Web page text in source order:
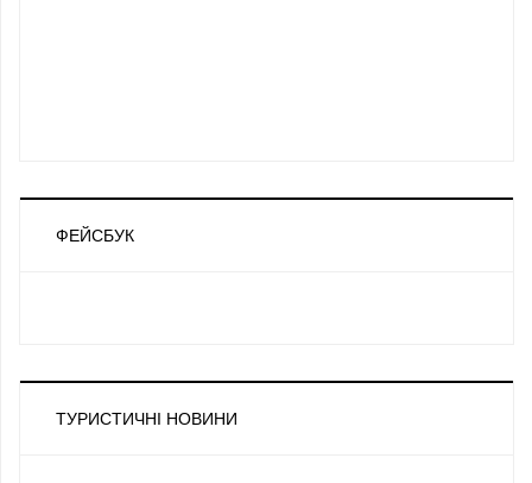
ФЕЙСБУК
ТУРИСТИЧНІ НОВИНИ